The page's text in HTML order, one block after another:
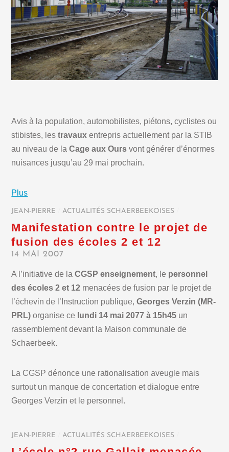
Avis à la population, automobilistes, piétons, cyclistes ou
stibistes, lestravaux entrepris actuellement par la STIB
au niveau de laCage aux Oursvont générer d’énormes
nuisances jusqu’au 29 mai prochain.
Plus
JEAN-PIERRE ACTUALITÉS SCHAERBEEKOISES
Manifestation contre le projet de
fusion des écoles 2 et 12
14 MAI 2007
A l’initiative de laCGSP enseignement, le personnel
des écoles 2 et 12 menacées de fusion par le projet de
l’échevin de l’Instruction publique,Georges Verzin (MR-
PRL) organise ce lundi 14 mai 2077 à 15h45 un
rassemblement devant la Maison communale de
Schaerbeek.
La CGSP dénonce une rationalisation aveugle mais
surtout un manque de concertation et dialogue entre
Georges Verzin et le personnel.
JEAN-PIERRE ACTUALITÉS SCHAERBEEKOISES